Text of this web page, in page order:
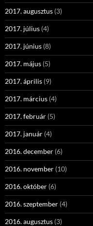
2017. augusztus (3)
2017. július (4)
2017. június (8)
2017. május (5)
2017. április (9)
2017. március (4)
2017. február (5)
2017. január (4)
2016. december (6)
2016. november (10)
2016. október (6)
2016. szeptember (4)
2016. augusztus (3)